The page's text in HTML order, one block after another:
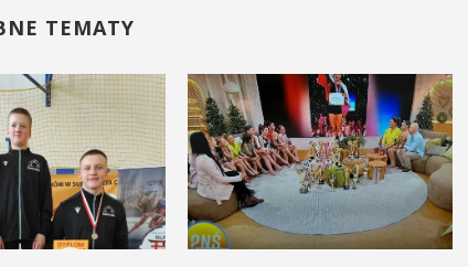
TEMATY